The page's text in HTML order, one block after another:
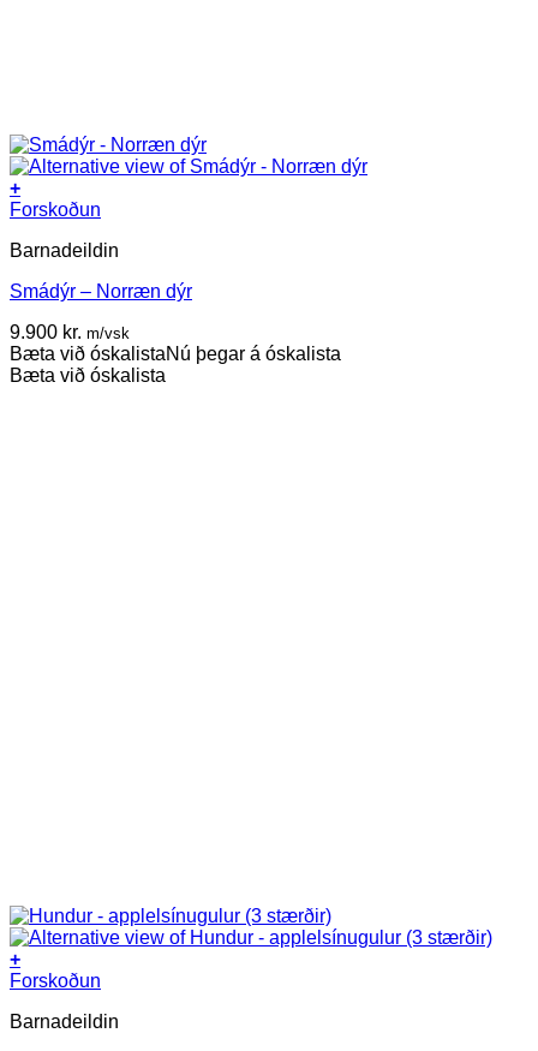
+
Forskoðun
Barnadeildin
Smádýr – Norræn dýr
9.900 kr. m/vsk
Bæta við óskalistaNú þegar á óskalista
Bæta við óskalista
+
This
has
Forskoðun
Barnadeildin